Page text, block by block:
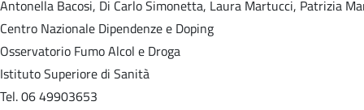
Antonella Bacosi, Di Carlo Simonetta, Laura Martucci, Patrizia
Centro Nazionale Dipendenze e Doping
Osservatorio Fumo Alcol e Droga
Istituto Superiore di Sanità
Tel. 06 49903653